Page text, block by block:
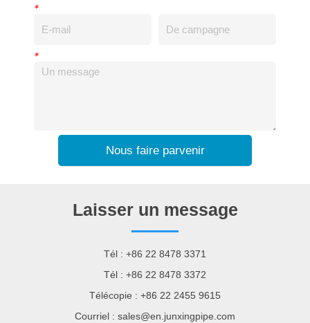
*
*
Nous faire parvenir
Laisser un message
Tél : +86 22 8478 3371
Tél : +86 22 8478 3372
Télécopie : +86 22 2455 9615
Courriel : sales@en.junxingpipe.com